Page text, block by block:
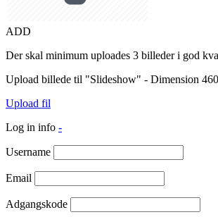
ADD
Der skal minimum uploades 3 billeder i god
Upload billede til "Slideshow" - Dimension
Upload fil
Log in info -
Username
Email
Adgangskode